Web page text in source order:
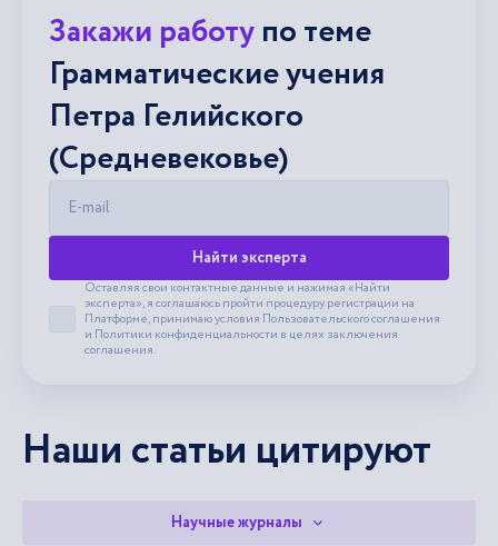
Закажи работупо теме
Грамматические учения
Петра Гелийского
(Средневековье)
Найти эксперта
Принять пользовательское соглашение
Оставляя свои контактные данные и нажимая «Найти
эксперта», я соглашаюсь пройти процедуру регистрации на
Платформе, принимаю условия Пользовательского соглашения
и Политики конфиденциальности в целях заключения
соглашения.
Наши статьи цитируют
Научные журналы